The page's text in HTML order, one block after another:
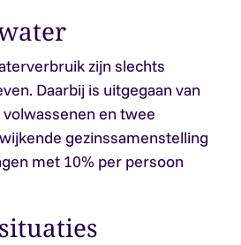
zijn slechts
Daarbij is uitgegaan van
en twee
gezinssamenstelling
met 10% per persoon